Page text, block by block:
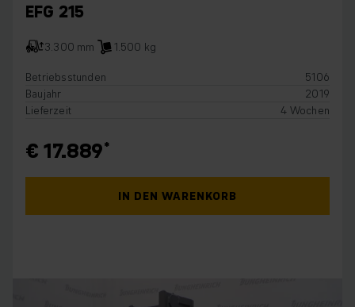
EFG 215
3.300 mm
1.500 kg
Betriebsstunden
5106
Baujahr
2019
Lieferzeit
4 Wochen
€ 17.889
IN DEN WARENKORB